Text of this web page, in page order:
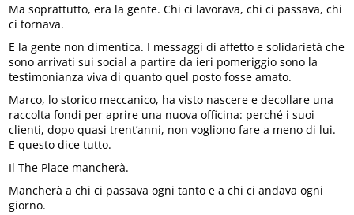
Ma soprattutto, era la gente. Chi ci lavorava, chi ci passava, chi
ci tornava.
E la gente non dimentica. I messaggi di affetto e solidarietà che
sono arrivati sui social a partire da ieri pomeriggio sono la
testimonianza viva di quanto quel posto fosse amato.
Marco, lo storico meccanico, ha visto nascere e decollare una
raccolta fondi per aprire una nuova officina: perché i suoi
clienti, dopo quasi trent’anni, non vogliono fare a meno di lui.
E questo dice tutto.
Il The Place mancherà.
Mancherà a chi ci passava ogni tanto e a chi ci andava ogni
giorno.